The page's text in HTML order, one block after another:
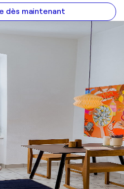
dès maintenant